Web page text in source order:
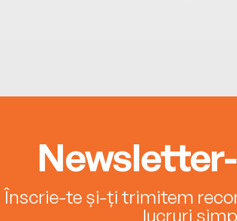
Înscrie-te și-ți trimitem
lucruri